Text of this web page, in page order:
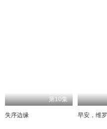
第10集
失序边缘 早安，维